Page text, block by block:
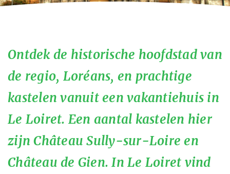
Ontdek de historische hoofdstad van
de regio, Loréans, en prachtige
kastelen vanuit een vakantiehuis in
Le Loiret. Een aantal kastelen hier
zijn Château Sully-sur-Loire en
Château de Gien. In Le Loiret vind